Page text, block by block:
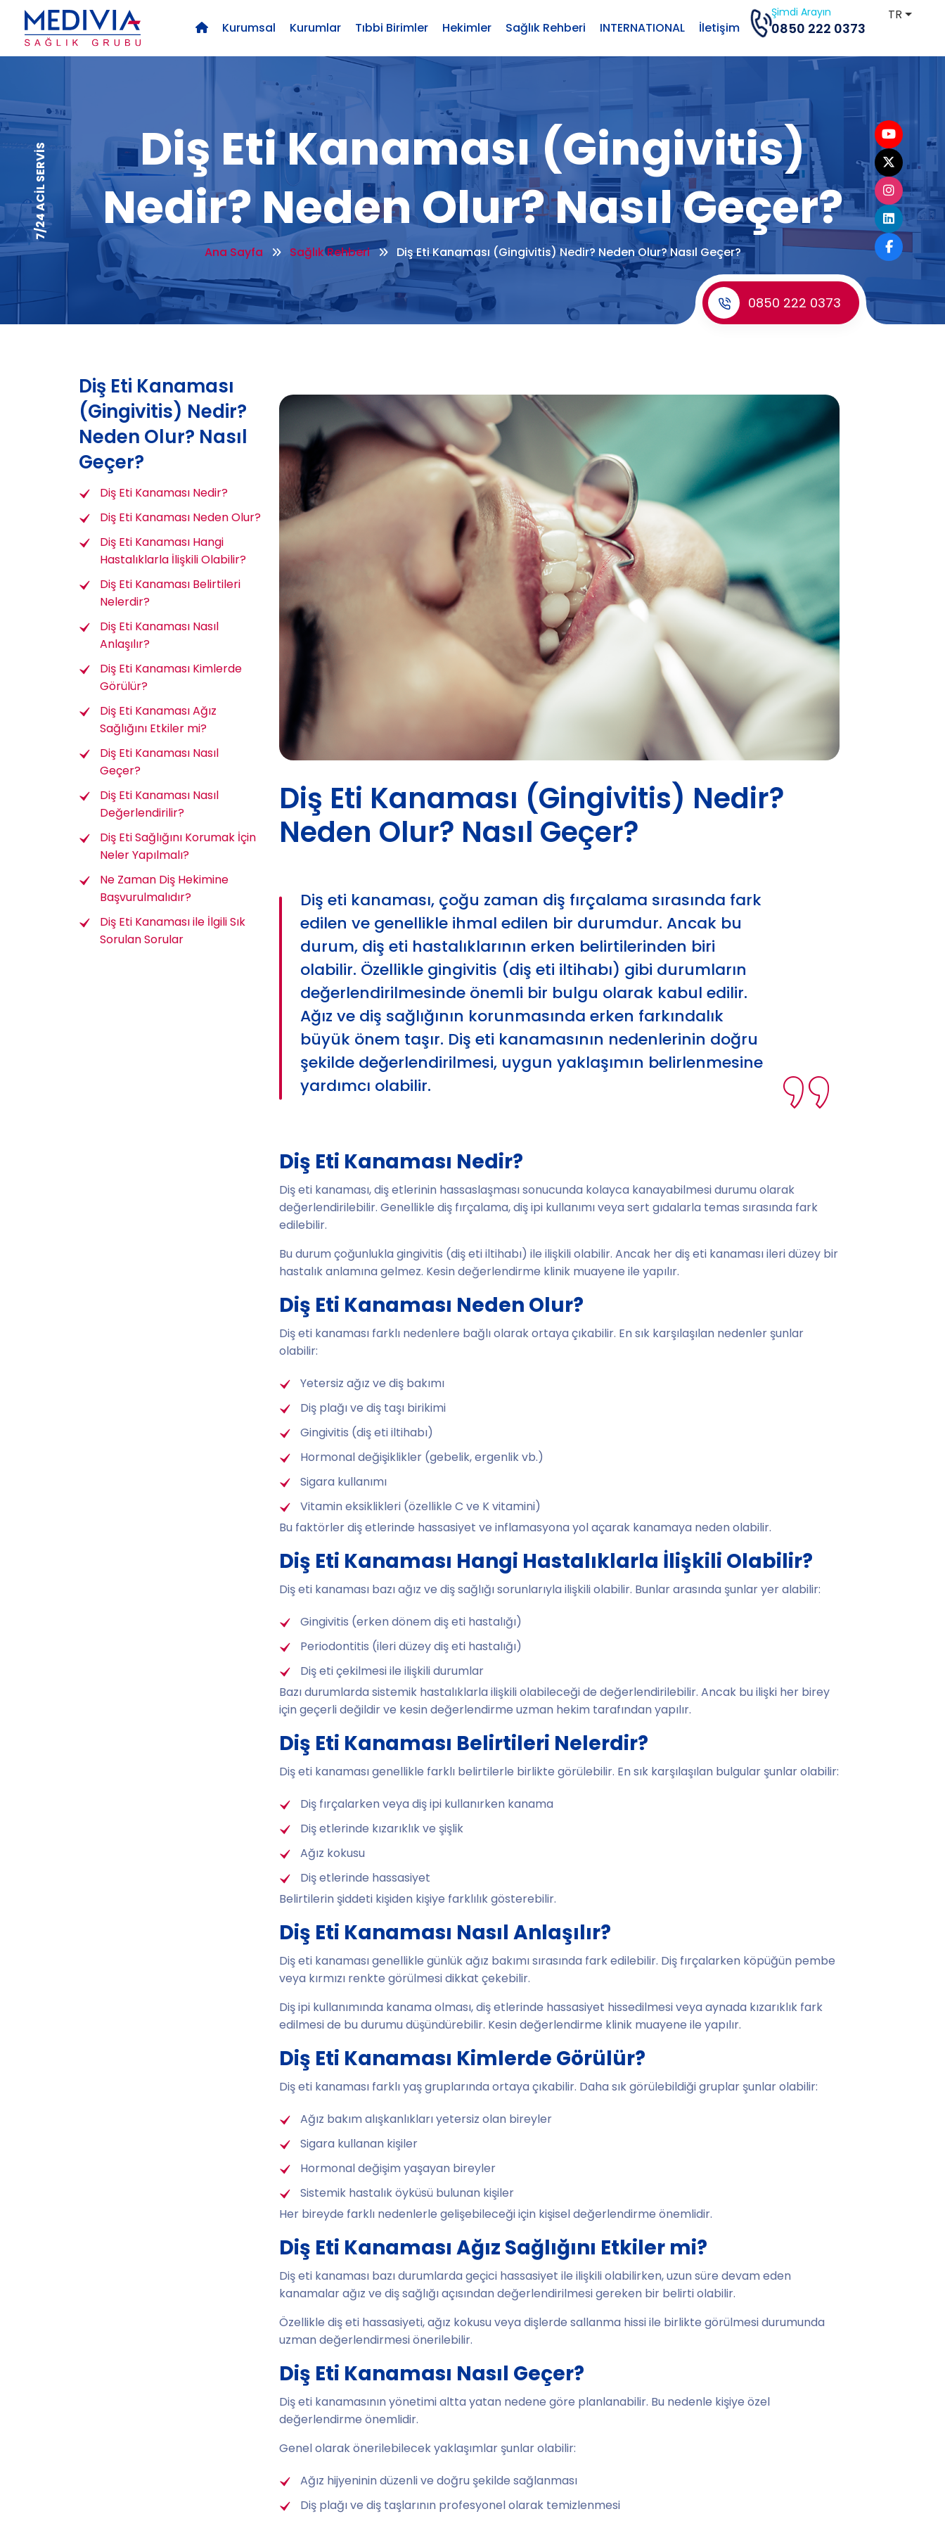
Kurumsal Kurumlar Tıbbi Birimler Hekimler Sağlık Rehberi INTERNATIONAL İletişim
Şimdi Arayın
0850 222 0373
TR
Diş Eti Kanaması (Gingivitis)
Nedir? Neden Olur? Nasıl Geçer?
Ana Sayfa Sağlık Rehberi Diş Eti Kanaması (Gingivitis) Nedir? Neden Olur? Nasıl Geçer?
0850 222 0373
7/24 ACİL SERVİS
Diş Eti Kanaması
(Gingivitis) Nedir?
Neden Olur? Nasıl
Geçer?
Diş Eti Kanaması Nedir?
Diş Eti Kanaması Neden Olur?
Diş Eti Kanaması Hangi
Hastalıklarla İlişkili Olabilir?
Diş Eti Kanaması Belirtileri
Nelerdir?
Diş Eti Kanaması Nasıl
Anlaşılır?
Diş Eti Kanaması Kimlerde
Görülür?
Diş Eti Kanaması Ağız
Sağlığını Etkiler mi?
Diş Eti Kanaması Nasıl
Geçer?
Diş Eti Kanaması Nasıl
Değerlendirilir?
Diş Eti Sağlığını Korumak İçin
Neler Yapılmalı?
Ne Zaman Diş Hekimine
Başvurulmalıdır?
Diş Eti Kanaması ile İlgili Sık
Sorulan Sorular
Diş Eti Kanaması (Gingivitis) Nedir?
Neden Olur? Nasıl Geçer?
Diş eti kanaması, çoğu zaman diş fırçalama sırasında fark
edilen ve genellikle ihmal edilen bir durumdur. Ancak bu
durum, diş eti hastalıklarının erken belirtilerinden biri
olabilir. Özellikle gingivitis (diş eti iltihabı) gibi durumların
değerlendirilmesinde önemli bir bulgu olarak kabul edilir.
Ağız ve diş sağlığının korunmasında erken farkındalık
büyük önem taşır. Diş eti kanamasının nedenlerinin doğru
şekilde değerlendirilmesi, uygun yaklaşımın belirlenmesine
yardımcı olabilir.
Diş Eti Kanaması Nedir?
Diş eti kanaması, diş etlerinin hassaslaşması sonucunda kolayca kanayabilmesi durumu olarak
değerlendirilebilir. Genellikle diş fırçalama, diş ipi kullanımı veya sert gıdalarla temas sırasında fark
edilebilir.
Bu durum çoğunlukla gingivitis (diş eti iltihabı) ile ilişkili olabilir. Ancak her diş eti kanaması ileri düzey bir
hastalık anlamına gelmez. Kesin değerlendirme klinik muayene ile yapılır.
Diş Eti Kanaması Neden Olur?
Diş eti kanaması farklı nedenlere bağlı olarak ortaya çıkabilir. En sık karşılaşılan nedenler şunlar
olabilir:
Yetersiz ağız ve diş bakımı
Diş plağı ve diş taşı birikimi
Gingivitis (diş eti iltihabı)
Hormonal değişiklikler (gebelik, ergenlik vb.)
Sigara kullanımı
Vitamin eksiklikleri (özellikle C ve K vitamini)
Bu faktörler diş etlerinde hassasiyet ve inflamasyona yol açarak kanamaya neden olabilir.
Diş Eti Kanaması Hangi Hastalıklarla İlişkili Olabilir?
Diş eti kanaması bazı ağız ve diş sağlığı sorunlarıyla ilişkili olabilir. Bunlar arasında şunlar yer alabilir:
Gingivitis (erken dönem diş eti hastalığı)
Periodontitis (ileri düzey diş eti hastalığı)
Diş eti çekilmesi ile ilişkili durumlar
Bazı durumlarda sistemik hastalıklarla ilişkili olabileceği de değerlendirilebilir. Ancak bu ilişki her birey
için geçerli değildir ve kesin değerlendirme uzman hekim tarafından yapılır.
Diş Eti Kanaması Belirtileri Nelerdir?
Diş eti kanaması genellikle farklı belirtilerle birlikte görülebilir. En sık karşılaşılan bulgular şunlar olabilir:
Diş fırçalarken veya diş ipi kullanırken kanama
Diş etlerinde kızarıklık ve şişlik
Ağız kokusu
Diş etlerinde hassasiyet
Belirtilerin şiddeti kişiden kişiye farklılık gösterebilir.
Diş Eti Kanaması Nasıl Anlaşılır?
Diş eti kanaması genellikle günlük ağız bakımı sırasında fark edilebilir. Diş fırçalarken köpüğün pembe
veya kırmızı renkte görülmesi dikkat çekebilir.
Diş ipi kullanımında kanama olması, diş etlerinde hassasiyet hissedilmesi veya aynada kızarıklık fark
edilmesi de bu durumu düşündürebilir. Kesin değerlendirme klinik muayene ile yapılır.
Diş Eti Kanaması Kimlerde Görülür?
Diş eti kanaması farklı yaş gruplarında ortaya çıkabilir. Daha sık görülebildiği gruplar şunlar olabilir:
Ağız bakım alışkanlıkları yetersiz olan bireyler
Sigara kullanan kişiler
Hormonal değişim yaşayan bireyler
Sistemik hastalık öyküsü bulunan kişiler
Her bireyde farklı nedenlerle gelişebileceği için kişisel değerlendirme önemlidir.
Diş Eti Kanaması Ağız Sağlığını Etkiler mi?
Diş eti kanaması bazı durumlarda geçici hassasiyet ile ilişkili olabilirken, uzun süre devam eden
kanamalar ağız ve diş sağlığı açısından değerlendirilmesi gereken bir belirti olabilir.
Özellikle diş eti hassasiyeti, ağız kokusu veya dişlerde sallanma hissi ile birlikte görülmesi durumunda
uzman değerlendirmesi önerilebilir.
Diş Eti Kanaması Nasıl Geçer?
Diş eti kanamasının yönetimi altta yatan nedene göre planlanabilir. Bu nedenle kişiye özel
değerlendirme önemlidir.
Genel olarak önerilebilecek yaklaşımlar şunlar olabilir:
Ağız hijyeninin düzenli ve doğru şekilde sağlanması
Diş plağı ve diş taşlarının profesyonel olarak temizlenmesi